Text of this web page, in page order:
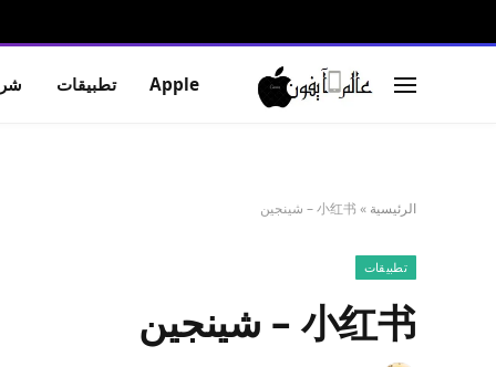
Apple تطبيقات
الرئيسية » 小红书 – شينجين
تطبيقات
小红书 – شينجين